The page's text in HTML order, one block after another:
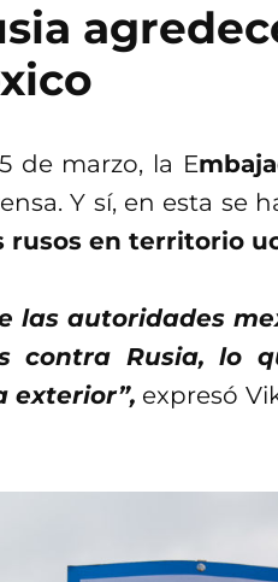
de marzo, la E
Y sí, en esta se
rusos en territorio
las autoridades
contra Rusia, lo
exterior”, expresó